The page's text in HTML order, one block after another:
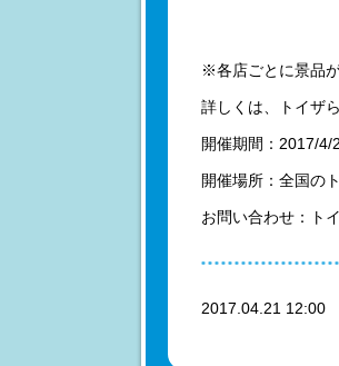
※各店ごとに景品
詳しくは、トイザ
開催期間：2017/4/
開催場所：全国の
お問い合わせ：ト
2017.04.21